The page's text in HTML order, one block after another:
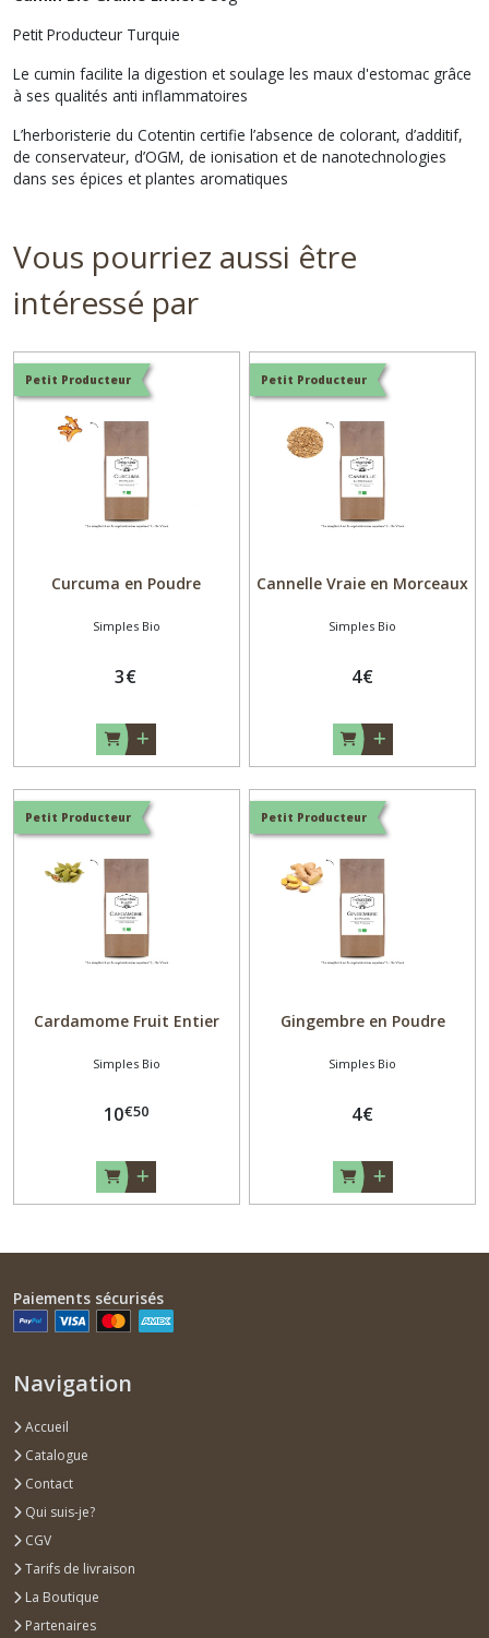
Petit Producteur Turquie
Le cumin facilite la digestion et soulage les maux d'estomac grâce
à ses qualités anti inflammatoires
L’herboristerie du Cotentin certifie l’absence de colorant, d’additif,
de conservateur, d’OGM, de ionisation et de nanotechnologies
dans ses épices et plantes aromatiques
Vous pourriez aussi être
intéressé par
Petit Producteur
Curcuma en Poudre
Simples Bio
3€
Petit Producteur
Cannelle Vraie en Morceaux
Simples Bio
4€
Petit Producteur
Cardamome Fruit Entier
Simples Bio
10€50
Petit Producteur
Gingembre en Poudre
Simples Bio
4€
Paiements sécurisés
Navigation
Accueil
Catalogue
Contact
Qui suis-je?
CGV
Tarifs de livraison
La Boutique
Partenaires